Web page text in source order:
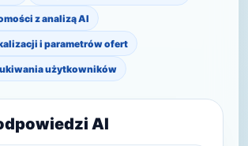
z analizą AI
i parametrów ofert
użytkowników
AI